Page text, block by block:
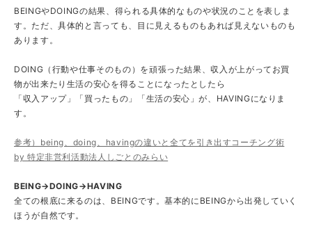
BEINGやDOINGの結果、得られる具体的なものや状況のことを表しま
す。ただ、具体的と言っても、目に見えるものもあれば見えないものも
あります。
DOING（行動や仕事そのもの）を頑張った結果、収入が上がってお買
物が出来たり生活の安心を得ることになったとしたら
「収入アップ」「買ったもの」「生活の安心」が、HAVINGになりま
す。
参考）being、doing、havingの違いと全てを引き出すコーチング術
by 特定非営利活動法人しごとのみらい
BEING→DOING→HAVING
全ての根底に来るのは、BEINGです。基本的にBEINGから出発していく
ほうが自然です。